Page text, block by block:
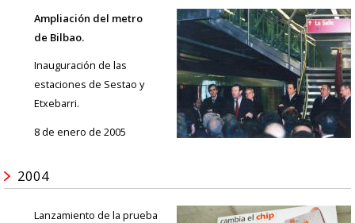
Ampliación del metro
de Bilbao.
Inauguración de las
estaciones de Sestao y
Etxebarri.
8 de enero de 2005
2004
Lanzamiento de la prueba